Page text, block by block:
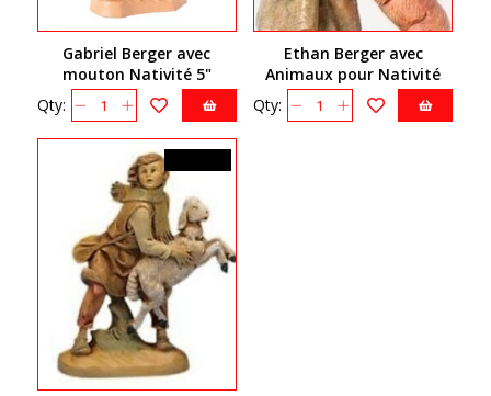
Gabriel Berger avec
mouton Nativité 5"
Fontanini 72551
Qty:
Ethan Berger avec
Animaux pour Nativité
Fontanini 5" #52524
Qty: